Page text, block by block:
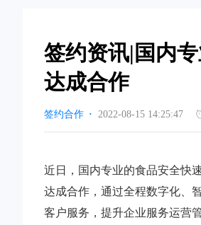
营销云
从营销获客到商机转化的全流程
渠道云
办公云
服务云
涵盖多种售前/后服务元素功能
挖现有客户价值以及开发
传媒文娱
传媒企业自身由于数字化传
金融保险
互联网金融模式发展的基
以CRM产品为基础的功能
签约资讯|国内
达成合作
签约合作 · 2022-08-15 14:25:47
近日，国内专业的食品安全快
达成合作，通过全程数字化、
客户服务，提升企业服务运营